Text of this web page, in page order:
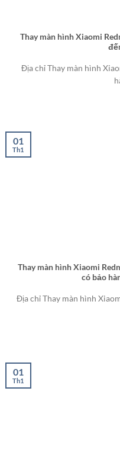
Thay màn hình Xiaomi
Địa chỉ Thay màn hình
Thay màn hình Xiaomi
có bảo
Địa chỉ Thay màn hình
01
Th1
01
Th1